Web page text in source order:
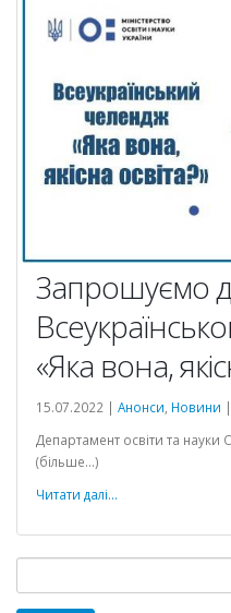
Запрошуємо
«Яка вона,
15.07.2022 | Анонси Новини |
Департамент освіти та науки
(більше…)
Читати далі...